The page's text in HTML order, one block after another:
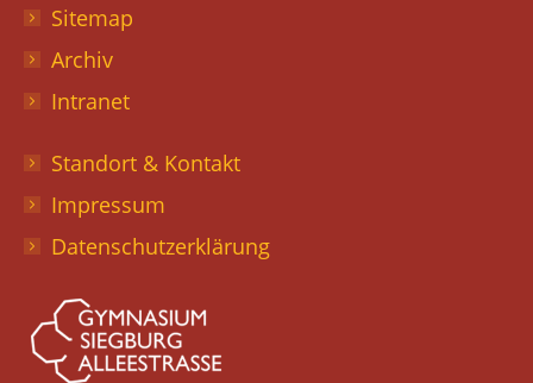
Sitemap
Archiv
Intranet
Standort & Kontakt
Impressum
Datenschutzerklärung